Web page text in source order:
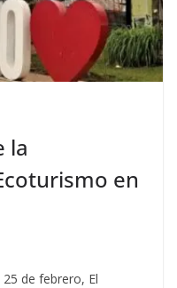
la
en
de febrero, El